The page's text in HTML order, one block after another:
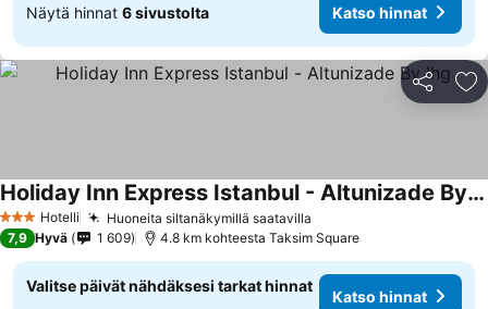
Näytä hinnat 6 sivustolta Katso hinnat
Jaa
3 Tähtiluokitus
Hotelli Huoneita siltanäkymillä saatavilla
Holiday Inn Express Istanbul - Altunizade By Ihg
7,9 Hyvä 1 609 4.8 km kohteesta Taksim Square
Valitse päivät nähdäksesi tarkat hinnat
Katso hinnat